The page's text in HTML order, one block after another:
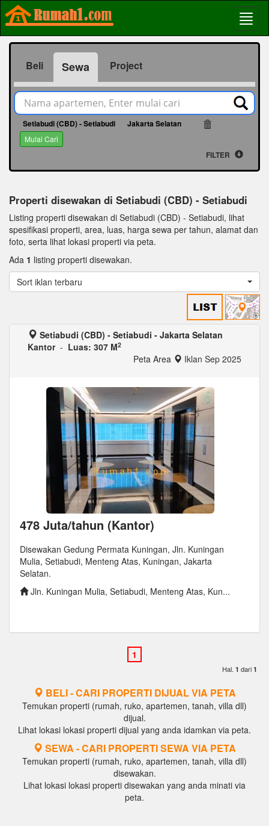
Beli Sewa Project
Setiabudi (CBD) - Setiabudi Jakarta Selatan
Mulai Cari
FILTER
Properti disewakan di Setiabudi (CBD) - Setiabudi
Listing properti disewakan di Setiabudi (CBD) - Setiabudi, lihat
spesifikasi properti, area, luas, harga sewa per tahun, alamat dan
foto, serta lihat lokasi properti via peta.
Ada 1 listing properti disewakan.
Sort iklan terbaru
Setiabudi (CBD) - Setiabudi - Jakarta Selatan
Kantor- Luas: 307 M2
Peta Area Iklan Sep 2025
478 Juta/tahun (Kantor)
Disewakan Gedung Permata Kuningan, Jln. Kuningan
Mulia, Setiabudi, Menteng Atas, Kuningan, Jakarta
Selatan.
Jln. Kuningan Mulia, Setiabudi, Menteng Atas, Kun...
Hal. 1 dari 1
BELI - CARI PROPERTI DIJUAL VIA PETA
Temukan properti (rumah, ruko, apartemen, tanah, villa dll)
dijual.
Lihat lokasi lokasi properti dijual yang anda idamkan via peta.
SEWA - CARI PROPERTI SEWA VIA PETA
Temukan properti (rumah, ruko, apartemen, tanah, villa dll)
disewakan.
Lihat lokasi lokasi properti disewakan yang anda minati via
peta.